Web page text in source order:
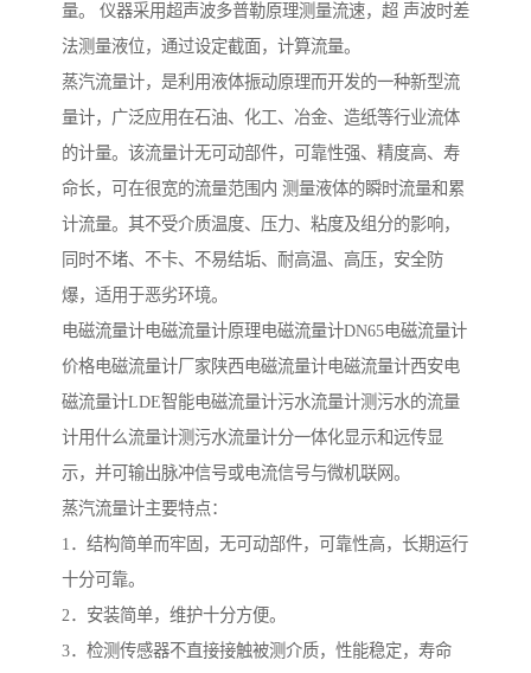
量。 仪器采用超声波多普勒原理测量流速，超 声波时差
法测量液位，通过设定截面，计算流量。
蒸汽流量计，是利用液体振动原理而开发的一种新型流
量计，广泛应用在石油、化工、冶金、造纸等行业流体
的计量。该流量计无可动部件，可靠性强、精度高、寿
命长，可在很宽的流量范围内 测量液体的瞬时流量和累
计流量。其不受介质温度、压力、粘度及组分的影响，
同时不堵、不卡、不易结垢、耐高温、高压，安全防
爆，适用于恶劣环境。
电磁流量计电磁流量计原理电磁流量计DN65电磁流量计
价格电磁流量计厂家陕西电磁流量计电磁流量计西安电
磁流量计LDE智能电磁流量计污水流量计测污水的流量
计用什么流量计测污水流量计分一体化显示和远传显
示，并可输出脉冲信号或电流信号与微机联网。
蒸汽流量计主要特点：
1．结构简单而牢固，无可动部件，可靠性高，长期运行
十分可靠。
2．安装简单，维护十分方便。
3．检测传感器不直接接触被测介质，性能稳定，寿命